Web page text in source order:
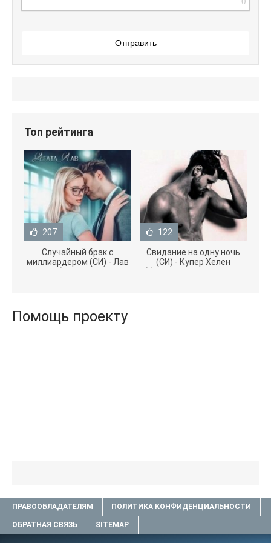
Отправить
Топ рейтинга
207
Случайный брак с
миллиардером (СИ) - Лав
Агата (полная версия
122
Свидание на одну ночь
(СИ) - Купер Хелен
(бесплатные серии книг
Помощь проекту
ПРАВООБЛАДАТЕЛЯМ ПОЛИТИКА КОНФИДЕНЦИАЛЬНОСТИ
ОБРАТНАЯ СВЯЗЬ SITEMAP